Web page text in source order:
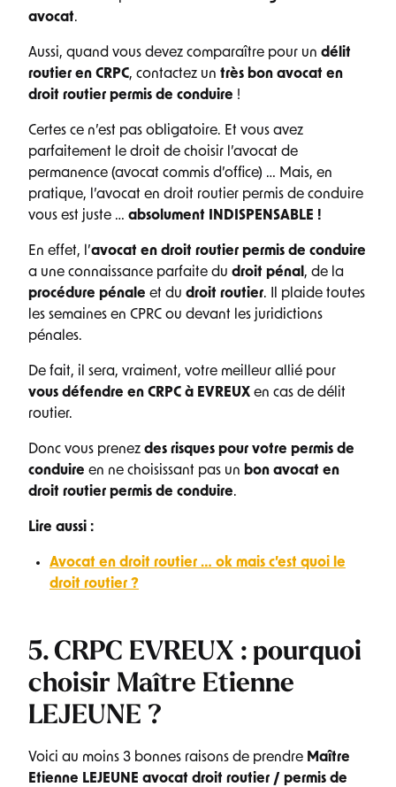
avocat.
Aussi, quand vous devez comparaître pour un délit
routier en CRPC, contactez un très bon avocat en
droit routier permis de conduire !
Certes ce n’est pas obligatoire. Et vous avez
parfaitement le droit de choisir l’avocat de
permanence (avocat commis d’office) … Mais, en
pratique, l’avocat en droit routier permis de conduire
vous est juste … absolument INDISPENSABLE !
En effet, l’avocat en droit routier permis de conduire
a une connaissance parfaite du droit pénal , de la
procédure pénale et du droit routier. Il plaide toutes
les semaines en CPRC ou devant les juridictions
pénales.
De fait, il sera, vraiment, votre meilleur allié pour
vous défendre en CRPC à EVREUX en cas de délit
routier.
Donc vous prenez des risques pour votre permis de
conduire en ne choisissant pas un bon avocat en
droit routier permis de conduire.
Lire aussi :
Avocat en droit routier … ok mais c’est quoi le
droit routier ?
5. CRPC EVREUX : pourquoi
choisir Maître Etienne
LEJEUNE ?
Voici au moins 3 bonnes raisons de prendre Maître
Etienne LEJEUNE avocat droit routier / permis de